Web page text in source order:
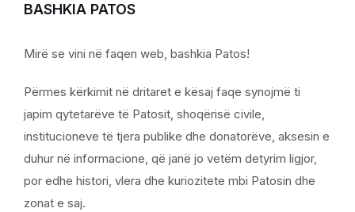
BASHKIA PATOS
Mirë se vini në faqen web, bashkia Patos!
Përmes kërkimit në dritaret e kësaj faqe synojmë ti
japim qytetarëve të Patosit, shoqërisë civile,
institucioneve të tjera publike dhe donatorëve, aksesin e
duhur në informacione, që janë jo vetëm detyrim ligjor,
por edhe histori, vlera dhe kuriozitete mbi Patosin dhe
zonat e saj.